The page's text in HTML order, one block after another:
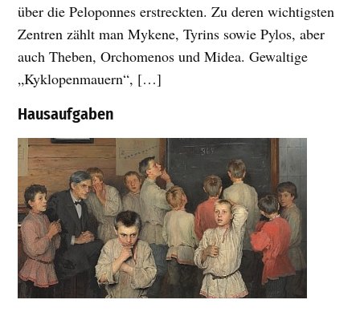
über die Peloponnes erstreckten. Zu deren wichtigsten
Zentren zählt man Mykene, Tyrins sowie Pylos, aber
auch Theben, Orchomenos und Midea. Gewaltige
„Kyklopenmauern“, […]
Hausaufgaben